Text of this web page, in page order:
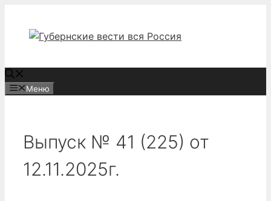
содержимому
Меню
Выпуск № 41 (225) от
12.11.2025г.